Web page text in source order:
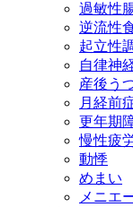
過敏性
逆流性
起立性
自律神
産後う
月経前
更年期
慢性疲
動悸
めまい
メニエ